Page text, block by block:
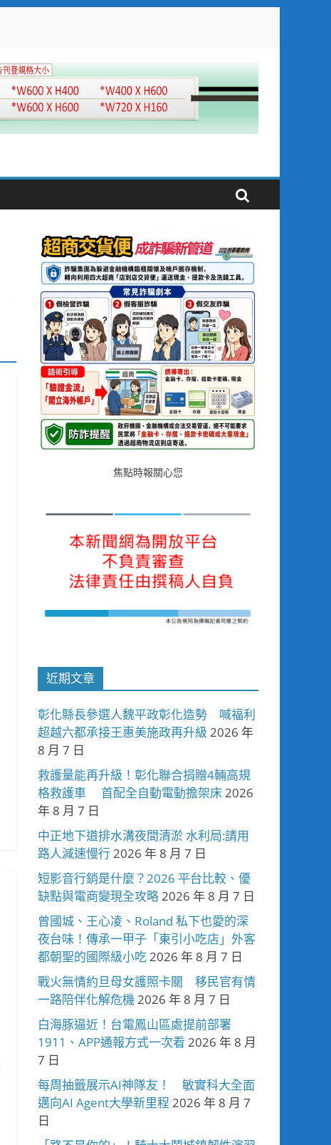
焦點時報關心您
近期文章
彰化縣長參選人魏平政彰化造勢 喊福利
超越六都承接王惠美施政再升級 2026 年
8 月 7 日
救護量能再升級！彰化聯合捐贈4輛高規
格救護車 首配全自動電動擔架床2026
年 8 月 7 日
中正地下道排水溝夜間清淤 水利局:請用
路人減速慢行2026 年 8 月 7 日
短影音行銷是什麼？2026 平台比較、優
缺點與電商變現全攻略2026 年 8 月 7 日
曾國城、王心凌、Roland 私下也愛的深
夜台味！傳承一甲子「東引小吃店」外客
都朝聖的國際級小吃2026 年 8 月 7 日
戰火無情約旦母女護照卡關 移民官有情
一路陪伴化解危機2026 年 8 月 7 日
白海豚逼近！台電鳳山區處提前部署
1911、APP通報方式一次看 2026 年 8 月
7 日
每周抽籤展示AI神隊友！ 敏實科大全面
邁向AI Agent大學新里程 2026 年 8 月 7
日